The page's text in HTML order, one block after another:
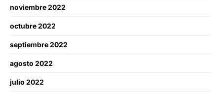
noviembre 2022
octubre 2022
septiembre 2022
agosto 2022
julio 2022